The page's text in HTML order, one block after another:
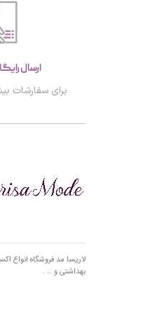
ارسال
برای سفارشات بیشتر از 500
لاریسا مد فروشگاه انواع
بهداشتی و … .